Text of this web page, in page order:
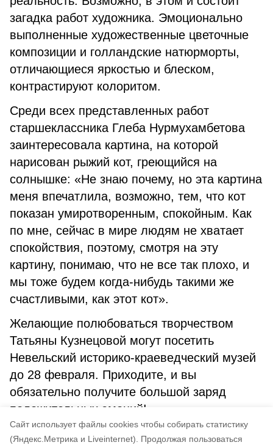
Cайт использует файлы cookies чтобы собирать статистику
(Яндекс.Метрика и Liveinternet).
Продолжая пользоваться
загадка работ художника. Эмоционально
выполненные художественные цветочные
композиции и голландские натюрморты,
отличающиеся яркостью и блеском,
контрастируют колоритом.
Среди всех представленных работ
старшеклассника Глеба Нурмухамбетова
заинтересовала картина, на которой
нарисован рыжий кот, греющийся на
солнышке: «Не знаю почему, но эта картина
меня впечатлила, возможно, тем, что кот
показан умиротворенным, спокойным. Как
по мне, сейчас в мире людям не хватает
спокойствия, поэтому, смотря на эту
картину, понимаю, что не все так плохо, и
мы тоже будем когда-нибудь такими же
счастливыми, как этот кот».
Желающие полюбоваться творчеством
Татьяны Кузнецовой могут посетить
Невельский историко-краеведческий музей
до 28 февраля. Приходите, и вы
обязательно получите большой заряд
положительных эмоций!
Елена Стрелкова